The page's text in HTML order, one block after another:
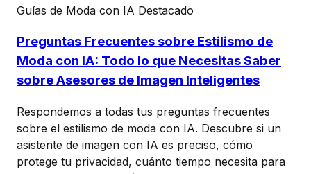
Guías de Moda con IA Destacado
Preguntas Frecuentes sobre Estilismo de
Moda con IA: Todo lo que Necesitas Saber
sobre Asesores de Imagen Inteligentes
Respondemos a todas tus preguntas frecuentes
sobre el estilismo de moda con IA. Descubre si un
asistente de imagen con IA es preciso, cómo
protege tu privacidad, cuánto tiempo necesita para